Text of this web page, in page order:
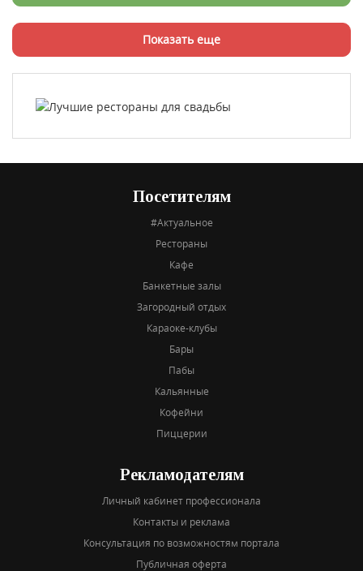
Показать еще
Посетителям
#Актуальное
Рестораны
Кафе
Банкетные залы
Загородный отдых
Караоке-клубы
Бары
Пабы
Кальянные
Кофейни
Пиццерии
Рекламодателям
Личный кабинет профессионала
Контакты и реклама
Консультация по возможностям портала
Публичная оферта